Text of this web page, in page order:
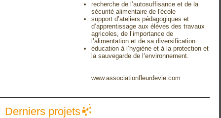
recherche de l’autosuffisance et de la
sécurité alimentaire de l'école
support d’ateliers pédagogiques et
d’apprentissage aux élèves des travaux
agricoles, de l’importance de
l’alimentation et de sa diversification
éducation à l’hygiène et à la protection et
la sauvegarde de l’environnement.
www.associationfleurdevie.com
Derniers projets